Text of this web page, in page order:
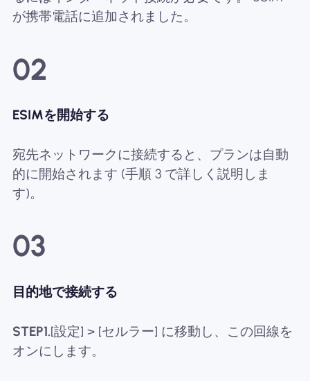
が携帯電話に追加されました。
02
ESIMを開始する
宛先ネットワークに接続すると、プランは自動
的に開始されます (手順 3 で詳しく説明しま
す)。
03
目的地で接続する
STEP1.[設定] > [セルラー] に移動し、この回線を
オンにします。